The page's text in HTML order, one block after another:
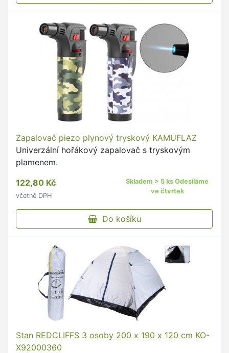
Zapalovač piezo plynový tryskový KAMUFLAZ
Univerzální hořákový zapalovač s tryskovým
plamenem.
122,80 Kč
včetně DPH
Skladem > 5 ks Odesíláme
ve čtvrtek
Do košíku
Stan REDCLIFFS 3 osoby 200 x 190 x 120 cm KO-
X92000360